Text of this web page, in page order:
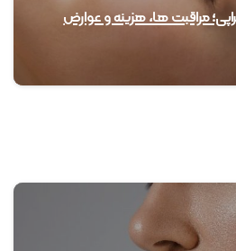
مراقبت ها، هزینه و عوارض